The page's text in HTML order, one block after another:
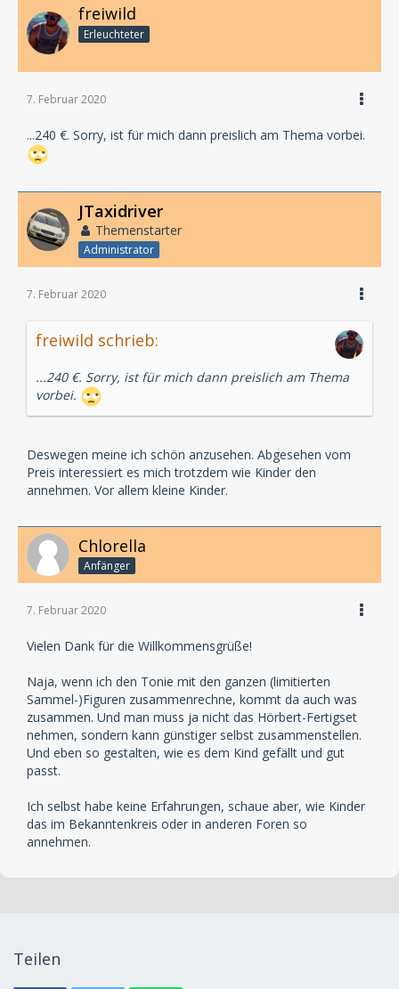
freiwild
Erleuchteter
7. Februar 2020
...240 €. Sorry, ist für mich dann preislich am Thema vorbei.
JTaxidriver
Themenstarter
Administrator
7. Februar 2020
freiwild schrieb:
...240 €. Sorry, ist für mich dann preislich am Thema
vorbei.
Deswegen meine ich schön anzusehen. Abgesehen vom
Preis interessiert es mich trotzdem wie Kinder den
annehmen. Vor allem kleine Kinder.
Chlorella
Anfänger
7. Februar 2020
Vielen Dank für die Willkommensgrüße!
Naja, wenn ich den Tonie mit den ganzen (limitierten
Sammel-)Figuren zusammenrechne, kommt da auch was
zusammen. Und man muss ja nicht das Hörbert-Fertigset
nehmen, sondern kann günstiger selbst zusammenstellen.
Und eben so gestalten, wie es dem Kind gefällt und gut
passt.
Ich selbst habe keine Erfahrungen, schaue aber, wie Kinder
das im Bekanntenkreis oder in anderen Foren so
annehmen.
Teilen